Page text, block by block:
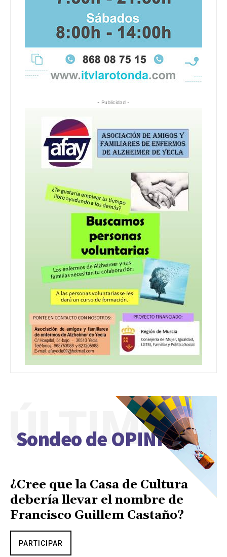
- Publicidad -
Sondeo de OPINIÓN
ÚLTIMO
¿Cree que la Casa de Cultura
debería llevar el nombre de
Francisco Guillem Castaño?
PARTICIPAR